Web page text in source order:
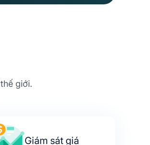
giới.
Giám sát giá